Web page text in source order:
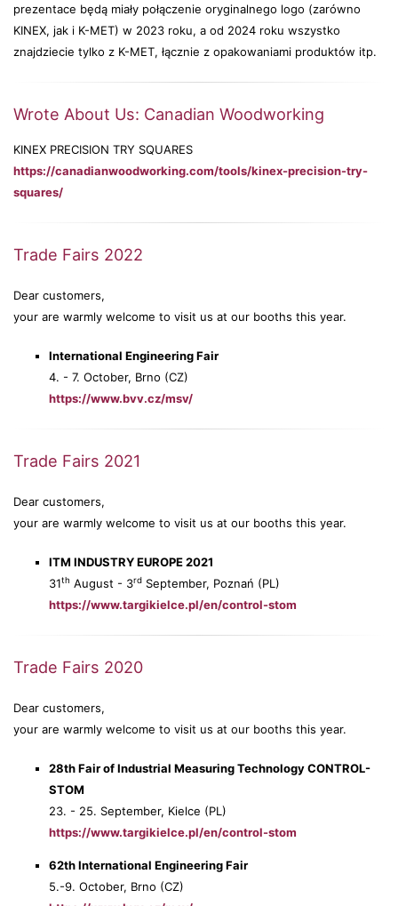
prezentace będą miały połączenie oryginalnego logo (zarówno
KINEX, jak i K-MET) w 2023 roku, a od 2024 roku wszystko
znajdziecie tylko z K-MET, łącznie z opakowaniami produktów itp.
Wrote About Us: Canadian Woodworking
KINEX PRECISION TRY SQUARES
https://canadianwoodworking.com/tools/kinex-precision-try-
squares/
Trade Fairs 2022
Dear customers,
your are warmly welcome to visit us at our booths this year.
International Engineering Fair
4. - 7. October, Brno (CZ)
https://www.bvv.cz/msv/
Trade Fairs 2021
Dear customers,
your are warmly welcome to visit us at our booths this year.
ITM INDUSTRY EUROPE 2021
31th August - 3rd September, Poznań (PL)
https://www.targikielce.pl/en/control-stom
Trade Fairs 2020
Dear customers,
your are warmly welcome to visit us at our booths this year.
28th Fair of Industrial Measuring Technology CONTROL-
STOM
23. - 25. September, Kielce (PL)
https://www.targikielce.pl/en/control-stom
62th International Engineering Fair
5.-9. October, Brno (CZ)